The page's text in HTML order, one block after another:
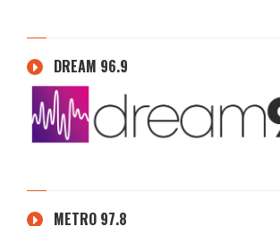
DREAM 96.9
METRO 97.8